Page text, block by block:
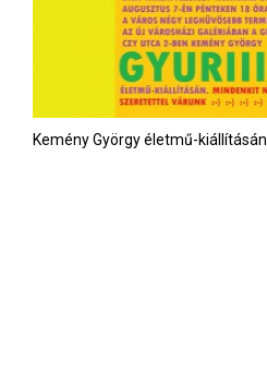
Kemény György életmű-kiállításán